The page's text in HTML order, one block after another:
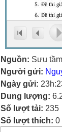
Nguồn: Sưu tầm
Người gửi:
Ngày gửi:
Dung lượng:
Số lượt tải: 235
Số lượt thích: 0